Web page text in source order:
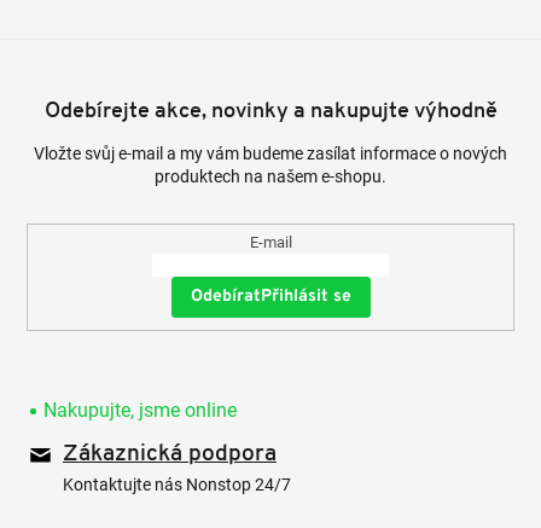
Odebírejte akce, novinky a nakupujte výhodně
Vložte svůj e-mail a my vám budeme zasílat informace o nových
produktech na našem e-shopu.
E-mail
Přihlásit se
Nakupujte, jsme online
Zákaznická podpora
Kontaktujte nás Nonstop 24/7